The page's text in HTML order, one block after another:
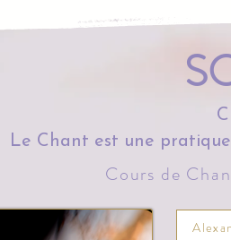
Le Chant est une
Cours de